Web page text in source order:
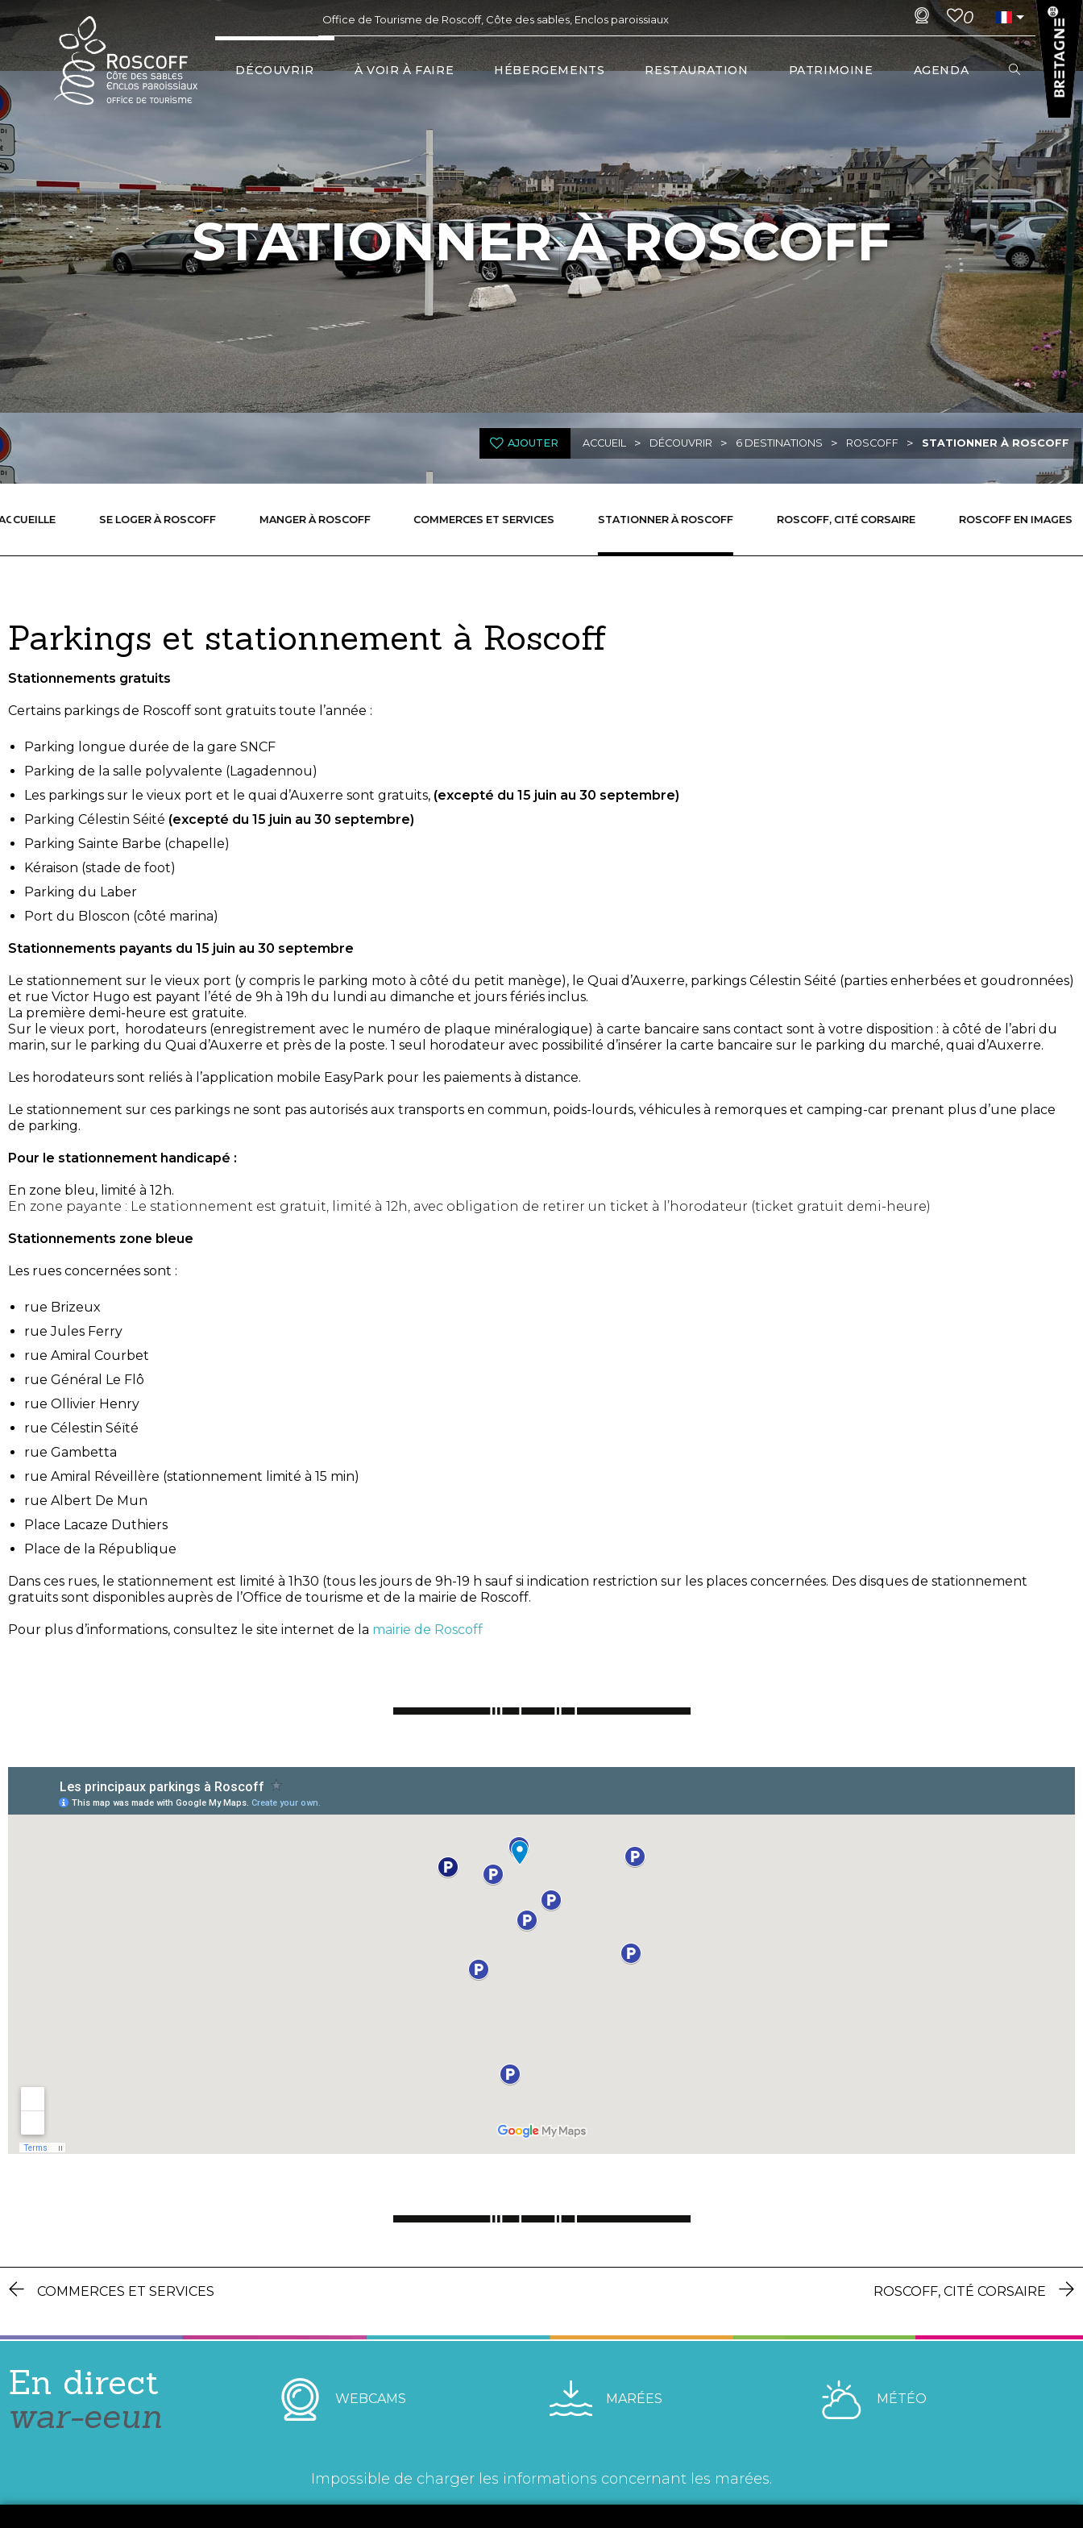
Office de Tourisme de Roscoff, Côte des sables, Enclos paroissiaux 0
DÉCOUVRIR À VOIR À FAIRE HÉBERGEMENTS RESTAURATION PATRIMOINE AGENDA
STATIONNER À ROSCOFF
AJOUTER ACCUEIL > DÉCOUVRIR > 6 DESTINATIONS > ROSCOFF > STATIONNER À ROSCOFF
SE LOGER À ROSCOFF MANGER À ROSCOFF COMMERCES ET SERVICES STATIONNER À ROSCOFF ROSCOFF, CITÉ CORSAIRE ROSCOFF EN IMAGES
Parkings et stationnement à Roscoff
Stationnements gratuits
Certains parkings de Roscoff sont gratuits toute l’année :
Parking longue durée de la gare SNCF
Parking de la salle polyvalente (Lagadennou)
Les parkings sur le vieux port et le quai d’Auxerre sont gratuits, (excepté du 15 juin au 30 septembre)
Parking Célestin Séité (excepté du 15 juin au 30 septembre)
Parking Sainte Barbe (chapelle)
Kéraison (stade de foot)
Parking du Laber
Port du Bloscon (côté marina)
Stationnements payants du 15 juin au 30 septembre
Le stationnement sur le vieux port (y compris le parking moto à côté du petit manège), le Quai d’Auxerre, parkings Célestin Séité (parties enherbées et goudronnées)
et rue Victor Hugo est payant l’été de 9h à 19h du lundi au dimanche et jours fériés inclus.
La première demi-heure est gratuite.
Sur le vieux port, horodateurs (enregistrement avec le numéro de plaque minéralogique) à carte bancaire sans contact sont à votre disposition : à côté de l’abri du
marin, sur le parking du Quai d’Auxerre et près de la poste. 1 seul horodateur avec possibilité d’insérer la carte bancaire sur le parking du marché, quai d’Auxerre.
Les horodateurs sont reliés à l’application mobile EasyPark pour les paiements à distance.
Le stationnement sur ces parkings ne sont pas autorisés aux transports en commun, poids-lourds, véhicules à remorques et camping-car prenant plus d’une place
de parking.
Pour le stationnement handicapé :
En zone bleu, limité à 12h.
En zone payante : Le stationnement est gratuit, limité à 12h, avec obligation de retirer un ticket à l’horodateur (ticket gratuit demi-heure)
Stationnements zone bleue
Les rues concernées sont :
rue Brizeux
rue Jules Ferry
rue Amiral Courbet
rue Général Le Flô
rue Ollivier Henry
rue Célestin Séïté
rue Gambetta
rue Amiral Réveillère (stationnement limité à 15 min)
rue Albert De Mun
Place Lacaze Duthiers
Place de la République
Dans ces rues, le stationnement est limité à 1h30 (tous les jours de 9h-19 h sauf si indication restriction sur les places concernées. Des disques de stationnement
gratuits sont disponibles auprès de l’Office de tourisme et de la mairie de Roscoff.
Pour plus d’informations, consultez le site internet de la mairie de Roscoff
COMMERCES ET SERVICES ROSCOFF, CITÉ CORSAIRE
En direct
war-eeun WEBCAMS MARÉES MÉTÉO
Impossible de charger les informations concernant les marées.
Cookies management panel